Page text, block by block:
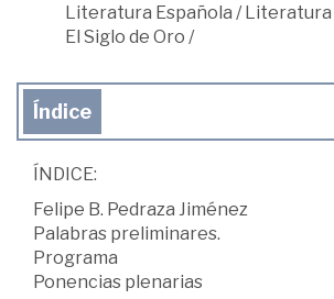
Literatura Española /Literatura
El Siglo de Oro /
Índice
ÍNDICE:
Felipe B. Pedraza Jiménez
Palabras preliminares.
Programa
Ponencias plenarias